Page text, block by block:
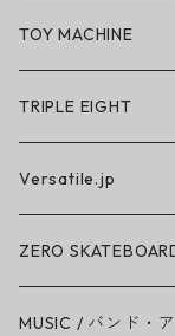
BN3TH × So iLL ×
TOY MACHINE
TRIPLE EIGHT
Versatile.jp
ZERO
MUSIC / バンド・